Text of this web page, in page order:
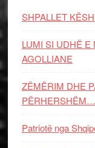
SHPALLET
LUMI SI UDHË E
AGOLLIANE
ZËMËRIM DHE
PËRHERSHËM…
Patriotë nga